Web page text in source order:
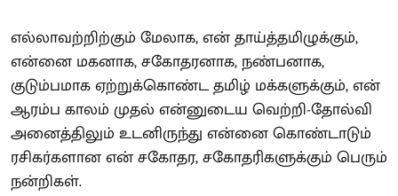
எல்லாவற்றிற்கும் மேலாக, என் தாய்த்தமிழுக்கும்,
என்னை மகனாக, சகோதரனாக, நண்பனாக,
குடும்பமாக ஏற்றுக்கொண்ட தமிழ் மக்களுக்கும், என்
ஆரம்ப காலம் முதல் என்னுடைய வெற்றி-தோல்வி
அனைத்திலும் உடனிருந்து என்னை கொண்டாடும்
ரசிகர்களான என் சகோதர, சகோதரிகளுக்கும் பெரும்
நன்றிகள்.